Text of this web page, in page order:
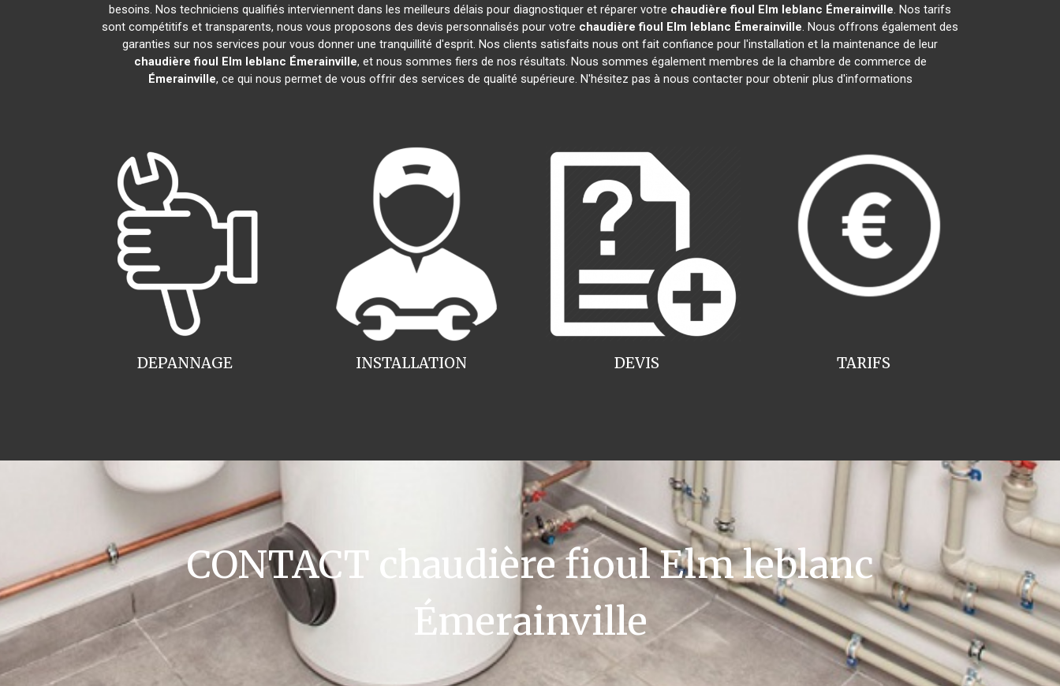
besoins. Nos techniciens qualifiés interviennent dans les meilleurs délais pour diagnostiquer et réparer votre chaudière fioul Elm leblanc Émerainville. Nos tarifs
sont compétitifs et transparents, nous vous proposons des devis personnalisés pour votre chaudière fioul Elm leblanc Émerainville. Nous offrons également des
garanties sur nos services pour vous donner une tranquillité d'esprit. Nos clients satisfaits nous ont fait confiance pour l'installation et la maintenance de leur
chaudière fioul Elm leblanc Émerainville, et nous sommes fiers de nos résultats. Nous sommes également membres de la chambre de commerce de
Émerainville, ce qui nous permet de vous offrir des services de qualité supérieure. N'hésitez pas à nous contacter pour obtenir plus d'informations
INSTALLATION
DEPANNAGE TARIFS
DEVIS
CONTACT chaudière fioul Elm leblanc
Émerainville